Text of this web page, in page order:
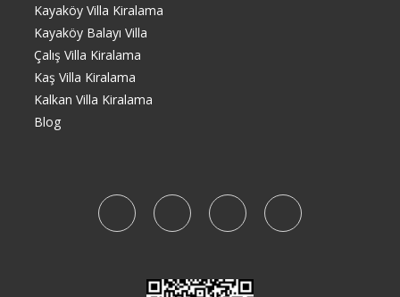
Kayaköy Villa Kiralama
Kayaköy Balayı Villa
Çalış Villa Kiralama
Kaş Villa Kiralama
Kalkan Villa Kiralama
Blog